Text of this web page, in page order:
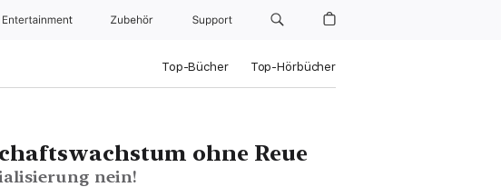
Entertainment Zubehör Support
Top-Bücher Top-Hörbücher
ohne Reue
nein!